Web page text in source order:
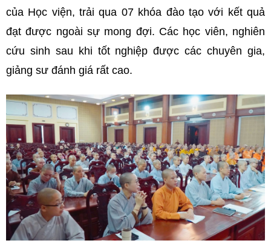
của Học viện, trải qua 07 khóa đào tạo với kết quả
đạt được ngoài sự mong đợi. Các học viên, nghiên
cứu sinh sau khi tốt nghiệp được các chuyên gia,
giảng sư đánh giá rất cao.